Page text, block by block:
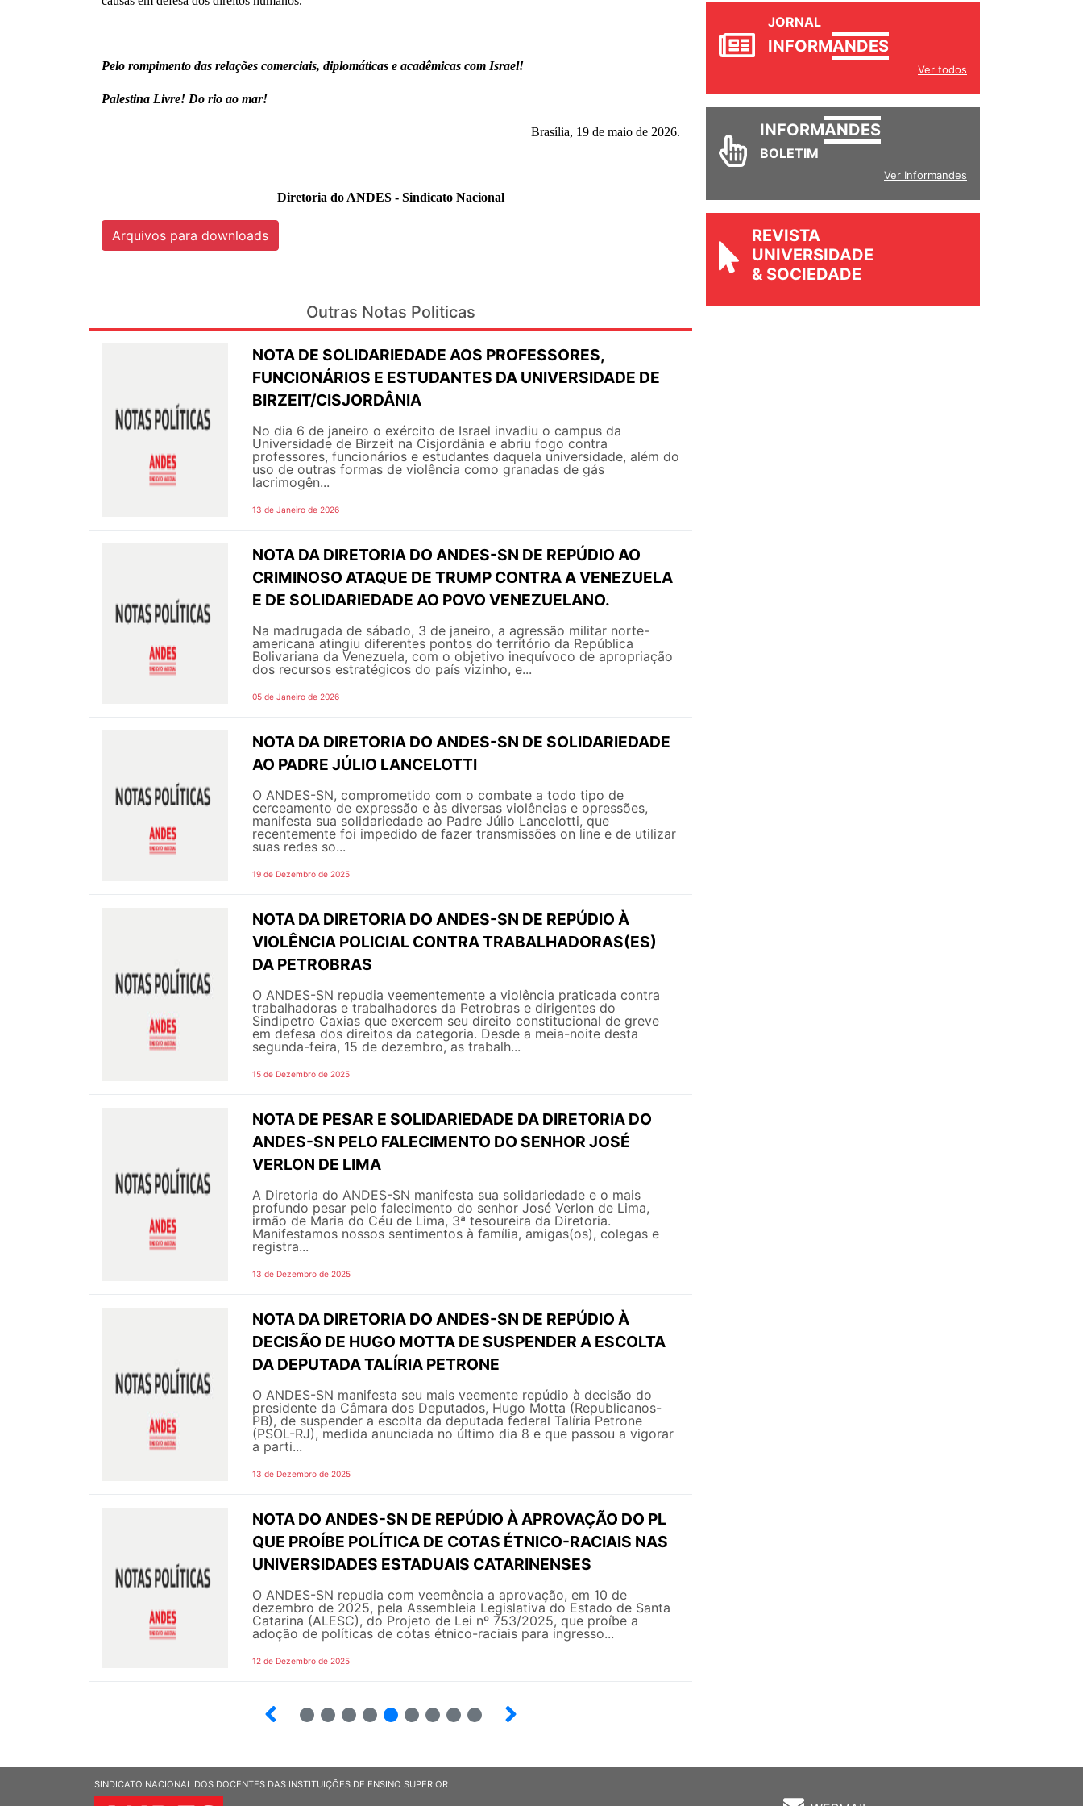
Pelo rompimento das relações comerciais, diplomáticas e acadêmicas com Israel!
Palestina Livre! Do rio ao mar!
Brasília, 19 de maio de 2026.
Diretoria do ANDES - Sindicato Nacional
Arquivos para downloads
Outras Notas Politicas
NOTA DE SOLIDARIEDADE AOS PROFESSORES,
FUNCIONÁRIOS E ESTUDANTES DA UNIVERSIDADE DE
BIRZEIT/CISJORDÂNIA
No dia 6 de janeiro o exército de Israel invadiu o campus da
Universidade de Birzeit na Cisjordânia e abriu fogo contra
professores, funcionários e estudantes daquela universidade, além do
uso de outras formas de violência como granadas de gás
lacrimogên...
13 de Janeiro de 2026
NOTA DA DIRETORIA DO ANDES-SN DE REPÚDIO AO
CRIMINOSO ATAQUE DE TRUMP CONTRA A VENEZUELA
E DE SOLIDARIEDADE AO POVO VENEZUELANO.
Na madrugada de sábado, 3 de janeiro, a agressão militar norte-
americana atingiu diferentes pontos do território da República
Bolivariana da Venezuela, com o objetivo inequívoco de apropriação
dos recursos estratégicos do país vizinho, e...
05 de Janeiro de 2026
NOTA DA DIRETORIA DO ANDES-SN DE SOLIDARIEDADE
AO PADRE JÚLIO LANCELOTTI
O ANDES-SN, comprometido com o combate a todo tipo de
cerceamento de expressão e às diversas violências e opressões,
manifesta sua solidariedade ao Padre Júlio Lancelotti, que
recentemente foi impedido de fazer transmissões on line e de utilizar
suas redes so...
19 de Dezembro de 2025
NOTA DA DIRETORIA DO ANDES-SN DE REPÚDIO À
VIOLÊNCIA POLICIAL CONTRA TRABALHADORAS(ES)
DA PETROBRAS
O ANDES-SN repudia veementemente a violência praticada contra
trabalhadoras e trabalhadores da Petrobras e dirigentes do
Sindipetro Caxias que exercem seu direito constitucional de greve
em defesa dos direitos da categoria. Desde a meia-noite desta
segunda-feira, 15 de dezembro, as trabalh...
15 de Dezembro de 2025
NOTA DE PESAR E SOLIDARIEDADE DA DIRETORIA DO
ANDES-SN PELO FALECIMENTO DO SENHOR JOSÉ
VERLON DE LIMA
A Diretoria do ANDES-SN manifesta sua solidariedade e o mais
profundo pesar pelo falecimento do senhor José Verlon de Lima,
irmão de Maria do Céu de Lima, 3ª tesoureira da Diretoria.
Manifestamos nossos sentimentos à família, amigas(os), colegas e
registra...
13 de Dezembro de 2025
NOTA DA DIRETORIA DO ANDES-SN DE REPÚDIO À
DECISÃO DE HUGO MOTTA DE SUSPENDER A ESCOLTA
DA DEPUTADA TALÍRIA PETRONE
O ANDES-SN manifesta seu mais veemente repúdio à decisão do
presidente da Câmara dos Deputados, Hugo Motta (Republicanos-
PB), de suspender a escolta da deputada federal Talíria Petrone
(PSOL-RJ), medida anunciada no último dia 8 e que passou a vigorar
a parti...
13 de Dezembro de 2025
NOTA DO ANDES-SN DE REPÚDIO À APROVAÇÃO DO PL
QUE PROÍBE POLÍTICA DE COTAS ÉTNICO-RACIAIS NAS
UNIVERSIDADES ESTADUAIS CATARINENSES
O ANDES-SN repudia com veemência a aprovação, em 10 de
dezembro de 2025, pela Assembleia Legislativa do Estado de Santa
Catarina (ALESC), do Projeto de Lei nº 753/2025, que proíbe a
adoção de políticas de cotas étnico-raciais para ingresso...
12 de Dezembro de 2025
JORNAL
INFORMANDES
Ver todos
INFORMANDES
BOLETIM
Ver Informandes
REVISTA
UNIVERSIDADE
& SOCIEDADE
SINDICATO NACIONAL DOS DOCENTES DAS INSTITUIÇÕES DE ENSINO SUPERIOR